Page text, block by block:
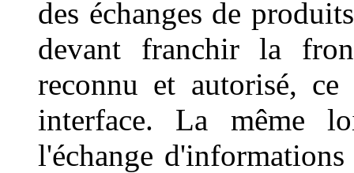
des échanges de
devant franchir la
reconnu et autorisé,
interface. La même
l'échange